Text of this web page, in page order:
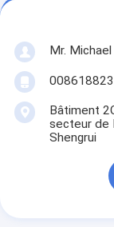
Mr. Michael
Bâtiment
secteur de
Shengrui